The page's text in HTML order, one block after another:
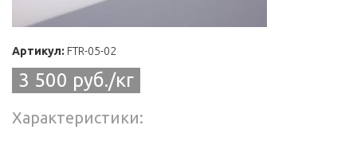
Артикул: FTR-05-02
3 500 руб./кг
Характеристики